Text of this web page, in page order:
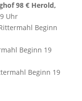
98 € Herold,
Uhr
Beginn
Beginn 19
Beginn 19